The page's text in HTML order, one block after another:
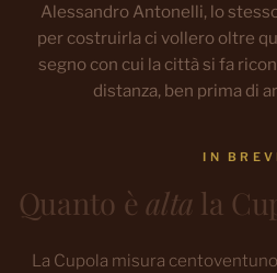
Alessandro Antonelli, lo
per costruirla ci vollero oltre
segno con cui la città si fa
distanza, ben prima di
IN
Quanto èalta la
La Cupola misura